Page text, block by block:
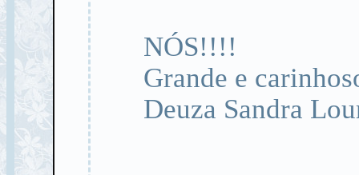
NÓS!!!!
Grande e
Deuza Sandra